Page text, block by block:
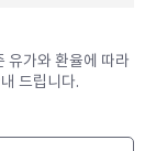
유가와 환율에 따라
드립니다.